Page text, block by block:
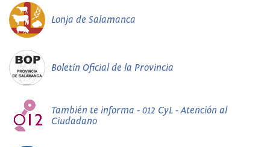
Lonja de Salamanca
Boletín Oficial de la Provincia
También te informa - 012 CyL - Atención al
Ciudadano